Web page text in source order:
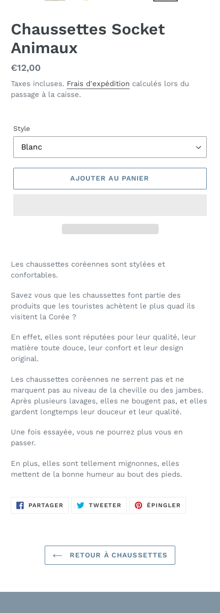
Chaussettes Socket
Animaux
Prix
normal
€12,00
Taxes incluses. Frais d'expédition calculés lors du
passage à la caisse.
Style
AJOUTER AU PANIER
Les chaussettes coréennes sont stylées et
confortables.
Savez vous que les chaussettes font partie des
produits que les touristes achètent le plus quad ils
visitent la Corée ?
En effet, elles sont réputées pour leur qualité, leur
matière toute douce, leur confort et leur design
original.
Les chaussettes coréennes ne serrent pas et ne
marquent pas au niveau de la cheville ou des jambes.
Après plusieurs lavages, elles ne bougent pas, et elles
gardent longtemps leur douceur et leur qualité.
Une fois essayée, vous ne pourrez plus vous en
passer.
En plus, elles sont tellement mignonnes, elles
mettent de la bonne humeur au bout des pieds.
PARTAGERPARTAGER
SUR
TWEETER TWEETERÉPINGLER
RETOUR À CHAUSSETTES